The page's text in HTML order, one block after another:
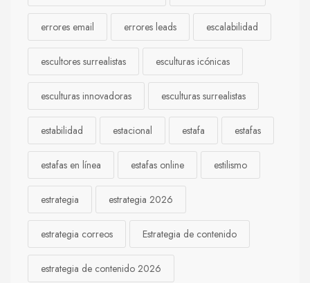
errores email errores leads escalabilidad
escultores surrealistas esculturas icónicas
esculturas innovadoras esculturas surrealistas
estabilidad estacional estafa estafas
estafas en línea estafas online estilismo
estrategia estrategia 2026
estrategia correos Estrategia de contenido
estrategia de contenido 2026